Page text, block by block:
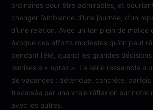
ordinaires pour être admirables, et
changer l’ambiance d’une journée, d’un
d’une relation. Avec un ton plein de
évoque ces efforts modestes qu’on peut
pendant l’été, quand les grandes
remises à « après ». La série ressemble à
de vacances : détendue, concrète, parfois
traversée par une vraie réflexion sur notre
avec les autres.